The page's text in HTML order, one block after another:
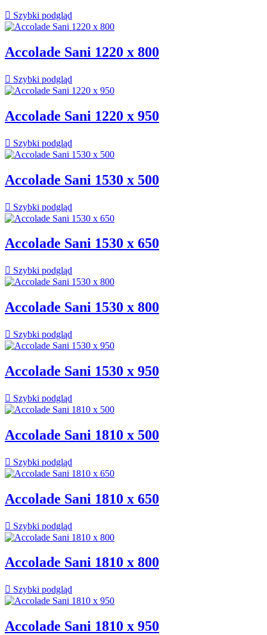
 Szybki podgląd
Accolade Sani 1220 x 800
 Szybki podgląd
Accolade Sani 1220 x 950
 Szybki podgląd
Accolade Sani 1530 x 500
 Szybki podgląd
Accolade Sani 1530 x 650
 Szybki podgląd
Accolade Sani 1530 x 800
 Szybki podgląd
Accolade Sani 1530 x 950
 Szybki podgląd
Accolade Sani 1810 x 500
 Szybki podgląd
Accolade Sani 1810 x 650
 Szybki podgląd
Accolade Sani 1810 x 800
 Szybki podgląd
Accolade Sani 1810 x 950